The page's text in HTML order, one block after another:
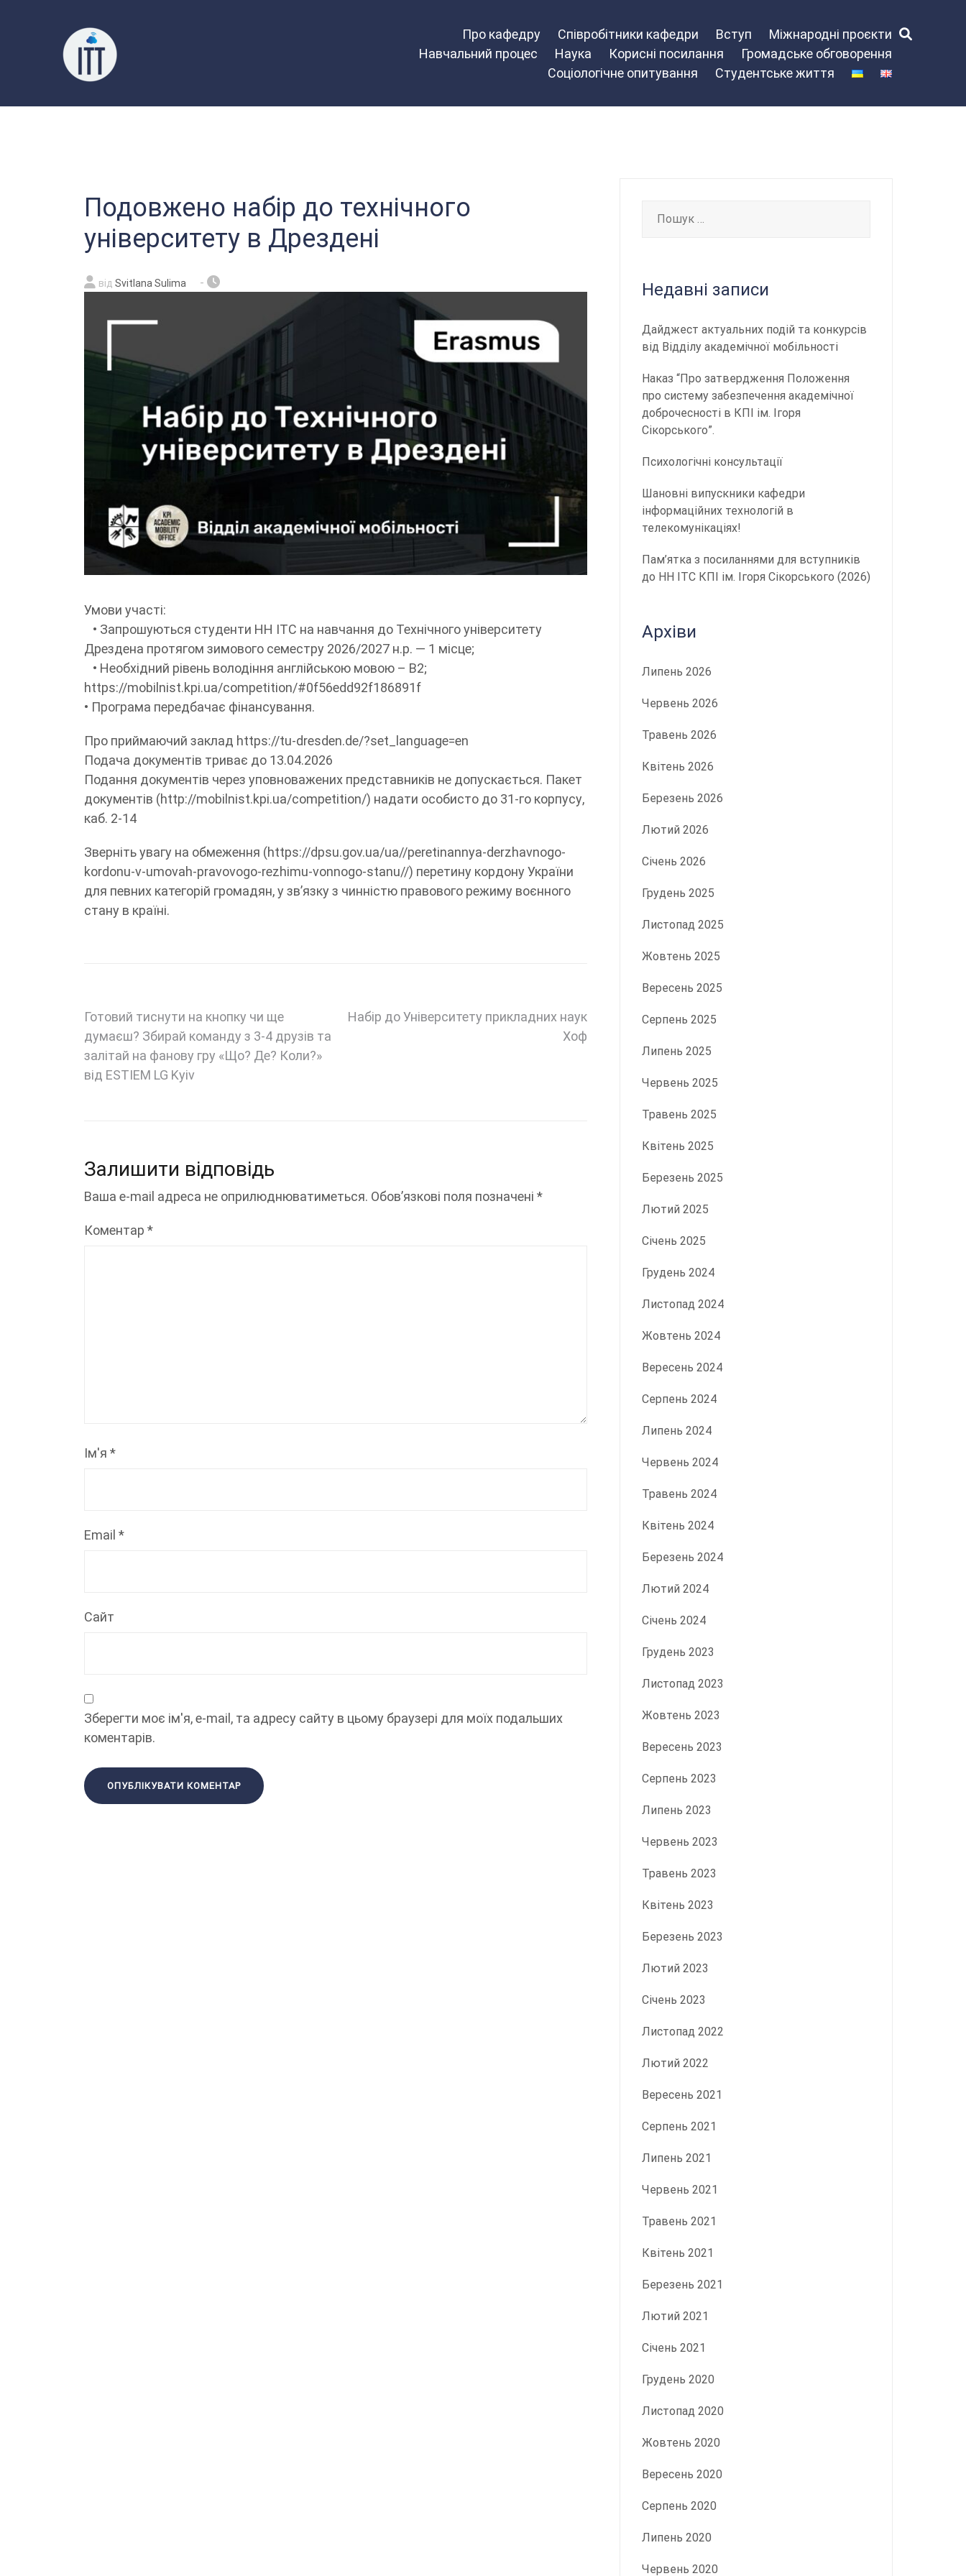
Про кафедру Співробітники кафедри Вступ
Міжнародні проєкти
Навчальний процес
Наука Корисні посилання
Громадське обговорення
Соціологічне опитування
Студентське життя
Подовжено набір до технічного
університету в Дрездені
від Svitlana Sulima -
Умови участі:
• Запрошуються студенти НН ІТС на навчання до Технічного університету
Дрездена протягом зимового семестру 2026/2027 н.р. — 1 місце;
• Необхідний рівень володіння англійською мовою – В2;
https://mobilnist.kpi.ua/competition/#0f56edd92f186891f
• Програма передбачає фінансування.
Про приймаючий заклад https://tu-dresden.de/?set_language=en
Подача документів триває до 13.04.2026
Подання документів через уповноважених представників не допускається. Пакет
документів (http://mobilnist.kpi.ua/competition/) надати особисто до 31-го корпусу,
каб. 2-14
Зверніть увагу на обмеження (https://dpsu.gov.ua/ua//peretinannya-derzhavnogo-
kordonu-v-umovah-pravovogo-rezhimu-vonnogo-stanu//) перетину кордону України
для певних категорій громадян, у зв’язку з чинністю правового режиму воєнного
стану в країні.
Навігація
записів
Готовий тиснути на кнопку чи ще
думаєш? Збирай команду з 3-4 друзів та
залітай на фанову гру «Що? Де? Коли?»
від ESTIEM LG Kyiv
Набір до Університету прикладних наук
Хоф
Залишити відповідь
Ваша e-mail адреса не оприлюднюватиметься. Обов’язкові поля позначені *
Коментар *
Ім'я *
Email *
Сайт
Зберегти моє ім'я, e-mail, та адресу сайту в цьому браузері для моїх подальших
коментарів.
Недавні записи
Дайджест актуальних подій та конкурсів
від Відділу академічної мобільності
Наказ “Про затвердження Положення
про систему забезпечення академічної
доброчесності в КПІ ім. Ігоря
Сікорського”.
Психологічні консультації
Шановні випускники кафедри
інформаційних технологій в
телекомунікаціях!
Пам’ятка з посиланнями для вступників
до НН ІТС КПІ ім. Ігоря Сікорського (2026)
Архіви
Липень 2026
Червень 2026
Травень 2026
Квітень 2026
Березень 2026
Лютий 2026
Січень 2026
Грудень 2025
Листопад 2025
Жовтень 2025
Вересень 2025
Серпень 2025
Липень 2025
Червень 2025
Травень 2025
Квітень 2025
Березень 2025
Лютий 2025
Січень 2025
Грудень 2024
Листопад 2024
Жовтень 2024
Вересень 2024
Серпень 2024
Липень 2024
Червень 2024
Травень 2024
Квітень 2024
Березень 2024
Лютий 2024
Січень 2024
Грудень 2023
Листопад 2023
Жовтень 2023
Вересень 2023
Серпень 2023
Липень 2023
Червень 2023
Травень 2023
Квітень 2023
Березень 2023
Лютий 2023
Січень 2023
Листопад 2022
Лютий 2022
Вересень 2021
Серпень 2021
Липень 2021
Червень 2021
Травень 2021
Квітень 2021
Березень 2021
Лютий 2021
Січень 2021
Грудень 2020
Листопад 2020
Жовтень 2020
Вересень 2020
Серпень 2020
Липень 2020
Червень 2020